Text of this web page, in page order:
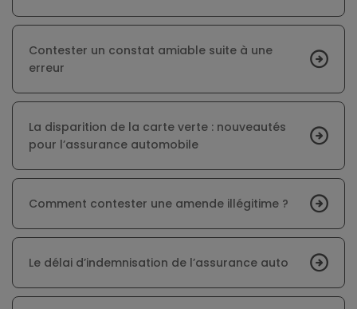
Contester un constat amiable suite à une
erreur
La disparition de la carte verte : nouveautés
pour l’assurance automobile
Comment contester une amende illégitime ?
Le délai d’indemnisation de l’assurance auto